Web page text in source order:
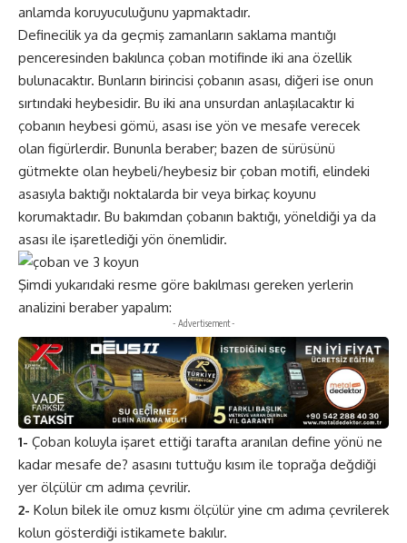
anlamda koruyuculuğunu yapmaktadır.
Definecilik ya da geçmiş zamanların saklama mantığı
penceresinden bakılınca çoban motifinde iki ana özellik
bulunacaktır. Bunların birincisi çobanın asası, diğeri ise onun
sırtındaki heybesidir. Bu iki ana unsurdan anlaşılacaktır ki
çobanın heybesi gömü, asası ise yön ve mesafe verecek
olan figürlerdir. Bununla beraber; bazen de sürüsünü
gütmekte olan heybeli/heybesiz bir çoban motifi, elindeki
asasıyla baktığı noktalarda bir veya birkaç koyunu
korumaktadır. Bu bakımdan çobanın baktığı, yöneldiği ya da
asası ile işaretlediği yön önemlidir.
Şimdi yukarıdaki resme göre bakılması gereken yerlerin
analizini beraber yapalım:
- Advertisement -
1- Çoban koluyla işaret ettiği tarafta aranılan define yönü ne
kadar mesafe de? asasını tuttuğu kısım ile toprağa değdiği
yer ölçülür cm adıma çevrilir.
2- Kolun bilek ile omuz kısmı ölçülür yine cm adıma çevrilerek
kolun gösterdiği istikamete bakılır.